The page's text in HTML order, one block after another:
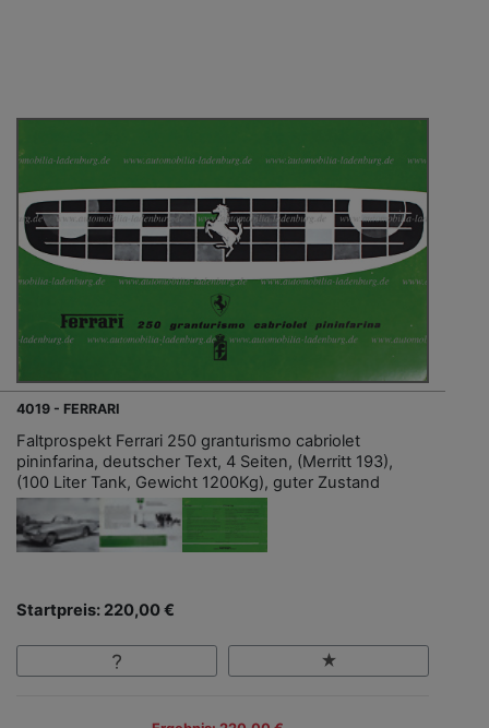
4019 - FERRARI
Faltprospekt Ferrari 250 granturismo cabriolet
pininfarina, deutscher Text, 4 Seiten, (Merritt 193),
(100 Liter Tank, Gewicht 1200Kg), guter Zustand
Startpreis: 220,00 €